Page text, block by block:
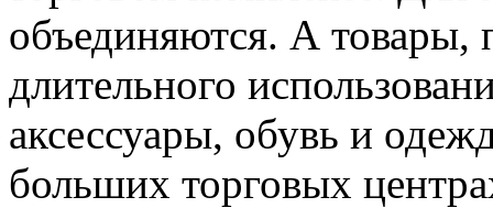
объединяются. А товары,
длительного
аксессуары, обувь и
больших торговых